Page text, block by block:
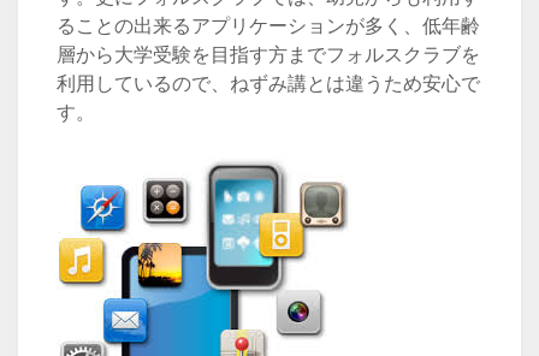
ることの出来るアプリケーションが多く、低年齢
層から大学受験を目指す方までフォルスクラブを
利用しているので、ねずみ講とは違うため安心で
す。